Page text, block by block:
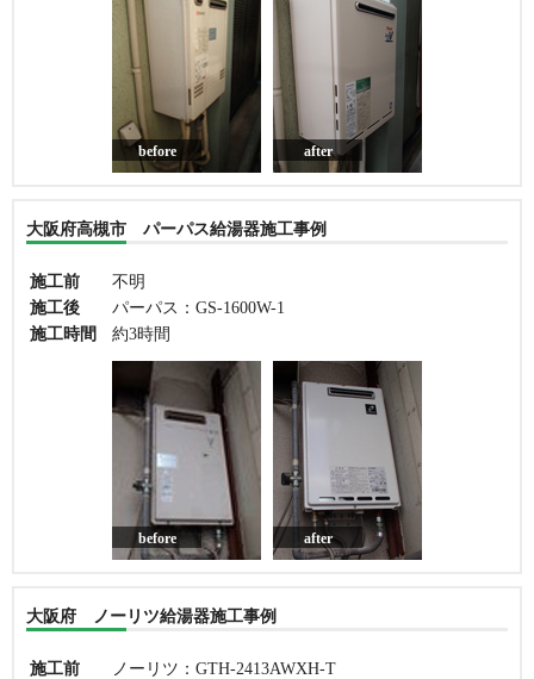
before after
大阪府高槻市 パーパス給湯器施工事例
施工前
不明
施工後
パーパス：GS-1600W-1
施工時間
約3時間
before after
大阪府 ノーリツ給湯器施工事例
施工前
ノーリツ：GTH-2413AWXH-T